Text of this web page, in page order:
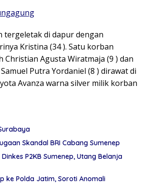
tergeletak di dapur dengan
Kristina (34 ). Satu korban
Agusta Wiratmaja (9 ) dan
Putra Yordaniel (8 ) dirawat di
Avanza warna silver milik korban
Skandal BRI Cabang Sumenep
P2KB Sumenep, Utang Belanja
ke Polda Jatim, Soroti Anomali